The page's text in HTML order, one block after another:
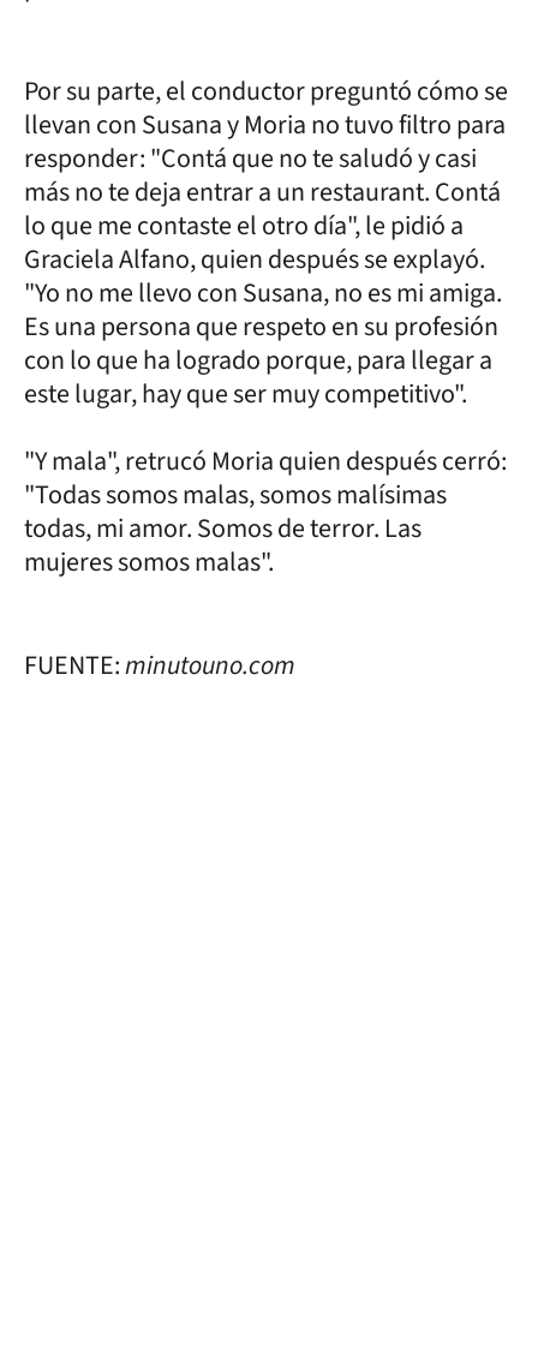
Por su parte, el conductor preguntó cómo se
llevan con Susana y Moria no tuvo filtro para
responder: "Contá que no te saludó y casi
más no te deja entrar a un restaurant. Contá
lo que me contaste el otro día", le pidió a
Graciela Alfano, quien después se explayó.
"Yo no me llevo con Susana, no es mi amiga.
Es una persona que respeto en su profesión
con lo que ha logrado porque, para llegar a
este lugar, hay que ser muy competitivo".
"Y mala", retrucó Moria quien después cerró:
"Todas somos malas, somos malísimas
todas, mi amor. Somos de terror. Las
mujeres somos malas".
FUENTE:minutouno.com